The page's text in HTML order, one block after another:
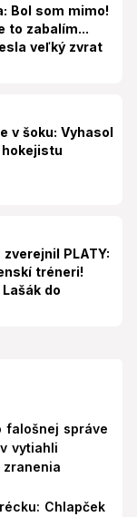
Bol som mimo!
to zabalím...
veľký zvrat
v šoku: Vyhasol
zverejnil PLATY:
tréneri!
do
falošnej správe
vytiahli
Chlapček